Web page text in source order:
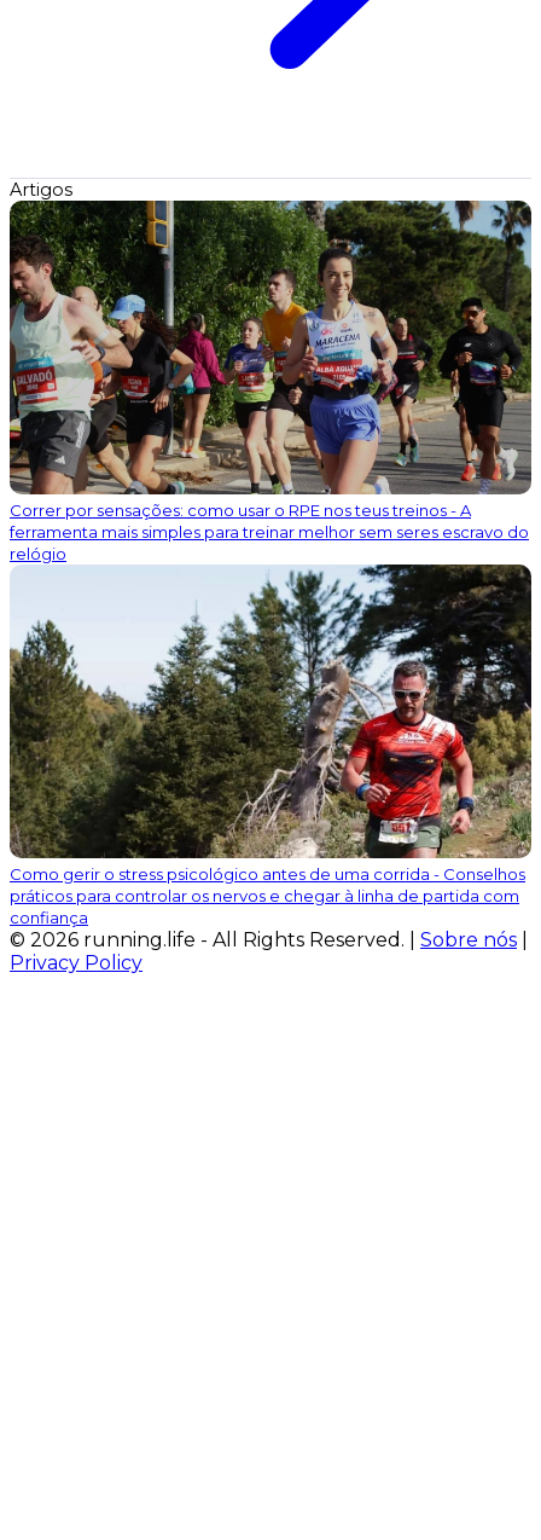
Artigos
Correr por sensações: como usar o RPE nos teus treinos - A
ferramenta mais simples para treinar melhor sem seres escravo do
relógio
Como gerir o stress psicológico antes de uma corrida - Conselhos
práticos para controlar os nervos e chegar à linha de partida com
confiança
© 2026 running.life - All Rights Reserved. | Sobre nós
Privacy Policy